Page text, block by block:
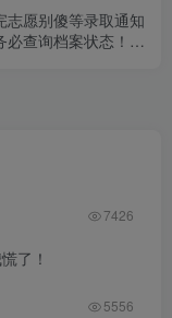
志愿别傻等录取通知
必查询档案状态！尤
7426
了！
5556